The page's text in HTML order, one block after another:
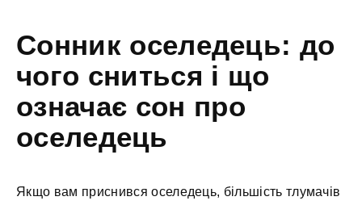
Сонник оселедець: до
чого сниться і що
означає сон про
оселедець
Якщо вам приснився оселедець, більшість тлумачів